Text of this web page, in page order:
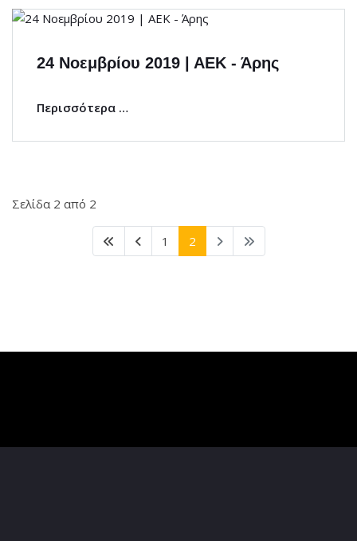
24 Νοεμβρίου 2019 | ΑΕΚ - Άρης
Περισσότερα …
Σελίδα 2 από 2
1 2